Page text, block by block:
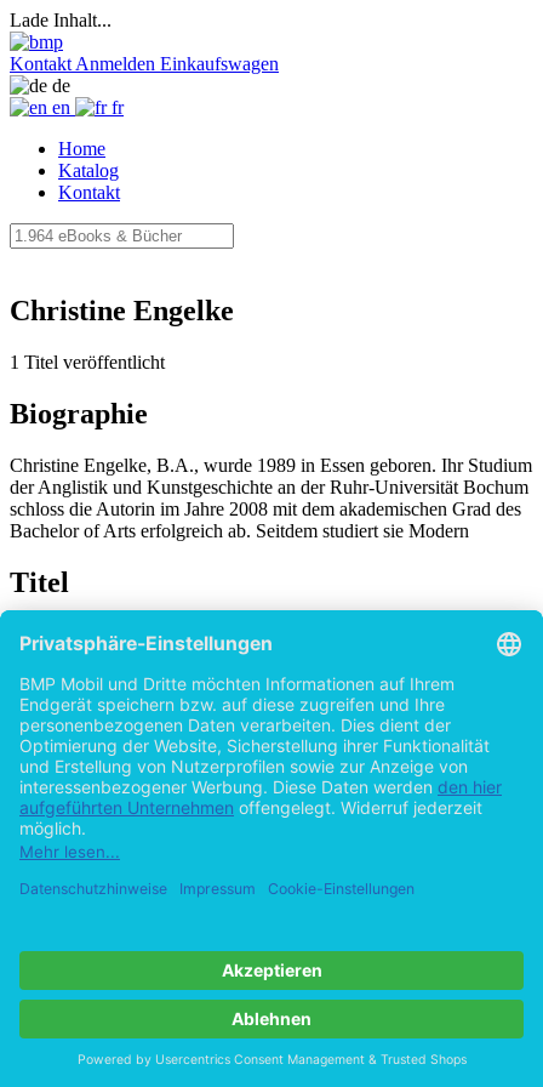
Lade Inhalt...
Kontakt Anmelden Einkaufswagen
de
en
fr
Home
Katalog
Kontakt
Christine Engelke
1 Titel veröffentlicht
Biographie
Christine Engelke, B.A., wurde 1989 in Essen geboren. Ihr Studium
der Anglistik und Kunstgeschichte an der Ruhr-Universität Bochum
schloss die Autorin im Jahre 2008 mit dem akademischen Grad des
Bachelor of Arts erfolgreich ab. Seitdem studiert sie Modern
Titel
Paul Claudel in der Kunst seiner Schwester
Camille Claudel
vonChristine Engelke (Autor:in) 2015
©2011 Bachelorarbeit 42 Seiten
Hilfe/FAQ
Impressum
Datenschutz
AGB
Vertrag widerrufen
Copyright ©Imprint in der Bedey & Thoms Media GmbH
byOpen Publishing